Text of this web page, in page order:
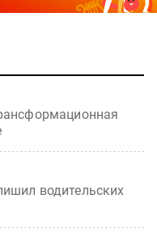
водительских